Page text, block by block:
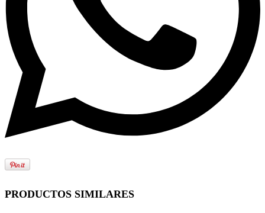
PRODUCTOS SIMILARES